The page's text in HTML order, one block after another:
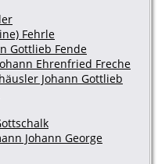
Fehrle
Gottlieb Fende
Ehrenfried Freche
Johann Gottlieb
Johann George